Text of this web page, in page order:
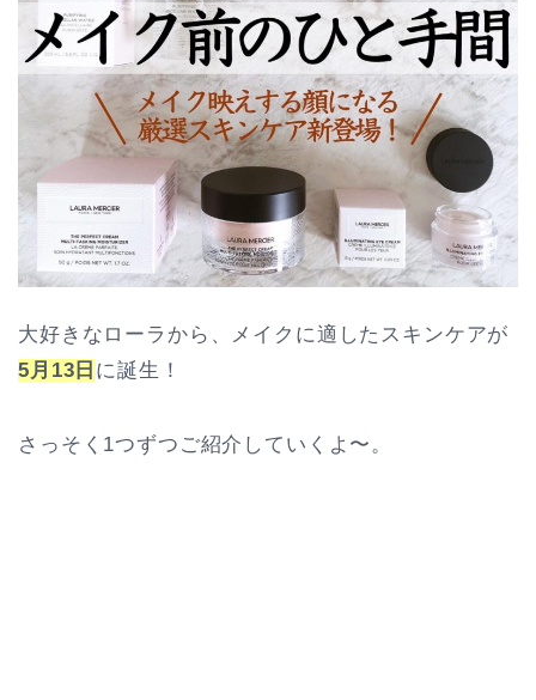
大好きなローラから、メイクに適したスキンケアが
5月13日 に誕生！
さっそく1つずつご紹介していくよ〜。